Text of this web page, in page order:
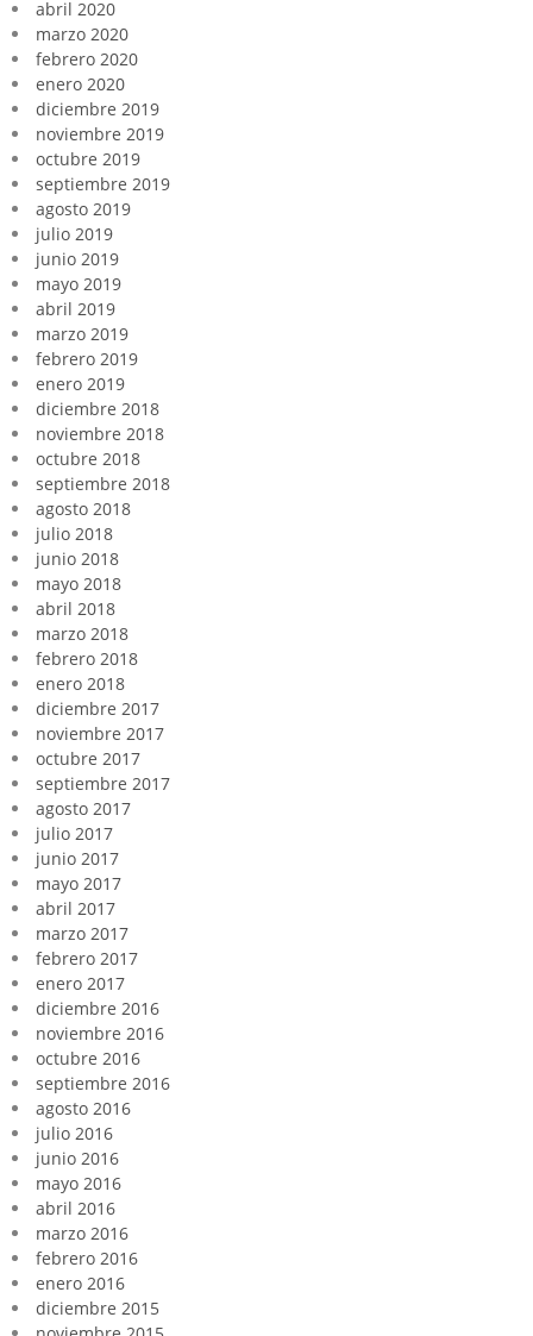
abril 2020
marzo 2020
febrero 2020
enero 2020
diciembre 2019
noviembre 2019
octubre 2019
septiembre 2019
agosto 2019
julio 2019
junio 2019
mayo 2019
abril 2019
marzo 2019
febrero 2019
enero 2019
diciembre 2018
noviembre 2018
octubre 2018
septiembre 2018
agosto 2018
julio 2018
junio 2018
mayo 2018
abril 2018
marzo 2018
febrero 2018
enero 2018
diciembre 2017
noviembre 2017
octubre 2017
septiembre 2017
agosto 2017
julio 2017
junio 2017
mayo 2017
abril 2017
marzo 2017
febrero 2017
enero 2017
diciembre 2016
noviembre 2016
octubre 2016
septiembre 2016
agosto 2016
julio 2016
junio 2016
mayo 2016
abril 2016
marzo 2016
febrero 2016
enero 2016
diciembre 2015